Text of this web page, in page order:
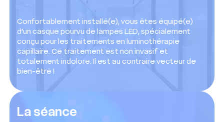
Confortablement installé(e), vous êtes équipé(e)
d’un casque pourvu de lampes LED, spécialement
conçu pour les traitements en luminothérapie
capillaire. Ce traitement est non invasif et
totalement indolore. Il est au contraire vecteur de
bien-être !
La séance